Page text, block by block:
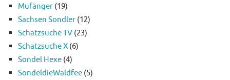
Mufänger (19)
Sachsen Sondler (12)
Schatzsuche TV (23)
Schatzsuche X (6)
Sondel Hexe (4)
SondeldieWaldfee (5)